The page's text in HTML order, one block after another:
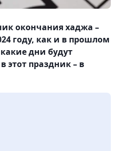
окончания хаджа –
году, как и в прошлом
дни будут
этот праздник – в